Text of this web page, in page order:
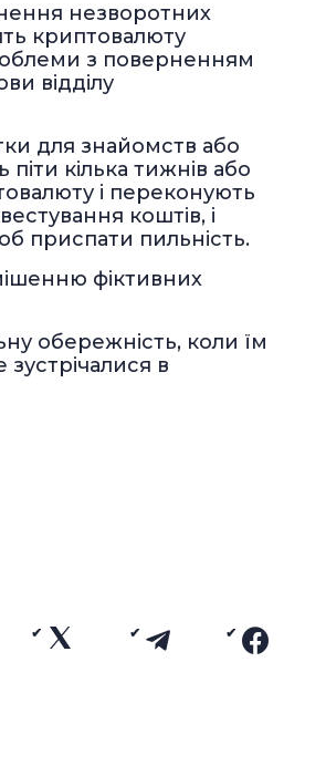
незворотних
криптовалюту
з поверненням
відділу
для знайомств або
кілька тижнів або
і переконують
коштів, і
приспати пильність.
фіктивних
обережність, коли їм
в